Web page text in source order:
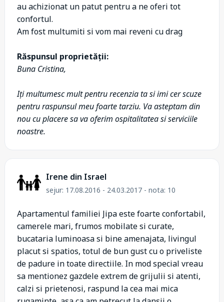
au achizionat un patut pentru a ne oferi tot
confortul.
Am fost multumiti si vom mai reveni cu drag
Răspunsul proprietății:
Buna Cristina,
Iți multumesc mult pentru recenzia ta si imi cer scuze
pentru raspunsul meu foarte tarziu. Va asteptam din
nou cu placere sa va oferim ospitalitatea si serviciile
noastre.
Irene din Israel
sejur: 17.08.2016 - 24.03.2017 - nota: 10
Apartamentul familiei Jipa este foarte confortabil,
camerele mari, frumos mobilate si curate,
bucataria luminoasa si bine amenajata, livingul
placut si spatios, totul de bun gust cu o priveliste
de padure in toate directiile. In mod special vreau
sa mentionez gazdele extrem de grijulii si atenti,
calzi si prietenosi, raspund la cea mai mica